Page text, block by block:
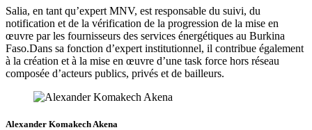
Salia, en tant qu’expert MNV, est responsable du suivi, du
notification et de la vérification de la progression de la mise en
œuvre par les fournisseurs des services énergétiques au Burkina
Faso.Dans sa fonction d’expert institutionnel, il contribue également
à la création et à la mise en œuvre d’une task force hors réseau
composée d’acteurs publics, privés et de bailleurs.
Alexander Komakech Akena